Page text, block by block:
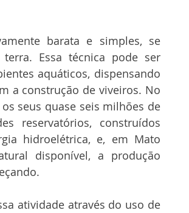
barata e simples, se
Essa técnica pode ser
aquáticos, dispensando
a construção de viveiros. No
seus quase seis milhões de
reservatórios, construídos
hidroelétrica, e, em Mato
disponível, a produção
atividade através do uso de